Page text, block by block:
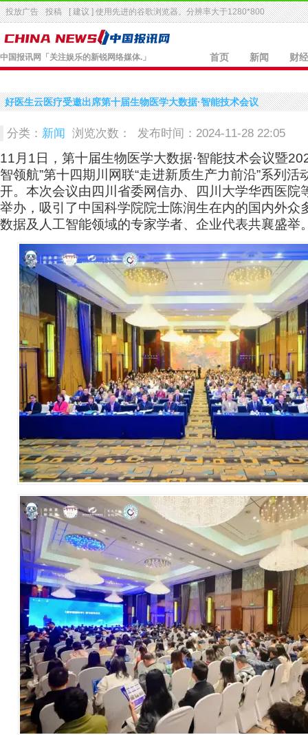
投放广告 投稿 [ 建议 ] 使用先进的谷歌浏览器。分辨率大于1280*800
中国报讯网 「关注娱乐的新锐网络媒体.」 首页 新闻 财经
好医生云医疗受邀出席第十届生物医学大数据·智能技术会议
分类： 新闻 浏览次数： 发布时间：2024-11-28 22:05
11月1日，第十届生物医学大数据·智能技术会议暨
智领航”第十四期川网联“走进新质生产力前沿”系列活
开。本次会议由四川省委网信办、四川大学华西医院
举办，吸引了中国科学院院士陈润生在内的国内外众
数据及人工智能领域的专家学者、企业代表共襄盛举